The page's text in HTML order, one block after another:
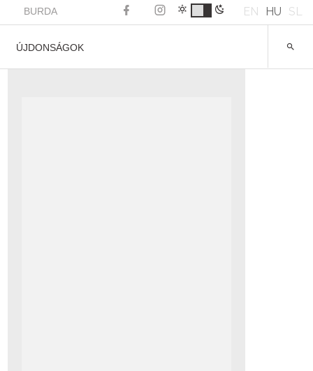
BURDA EN HU SL
ÚJDONSÁGOK